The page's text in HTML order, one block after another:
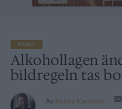
NYHET
Alkohollagen
bildregeln tas
Av Ronny Karlsson